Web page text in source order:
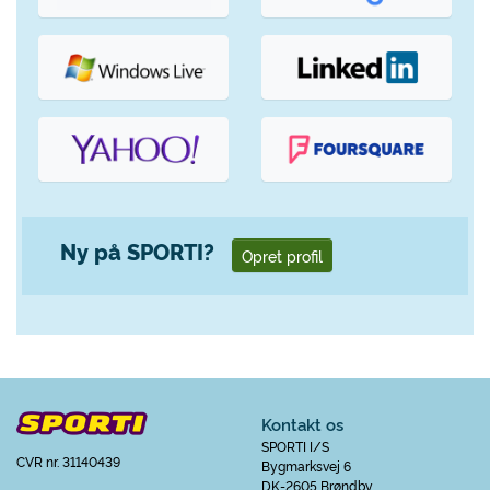
Ny på SPORTI? Opret profil
CVR nr. 31140439
Kontakt os
SPORTI I/S
Bygmarksvej 6
DK-2605 Brøndby